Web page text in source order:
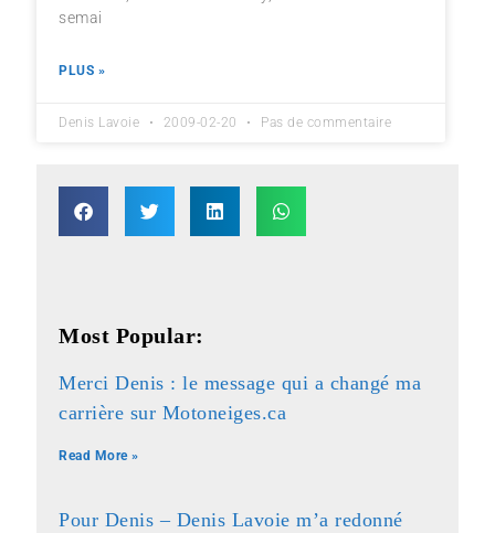
semai
PLUS »
Denis Lavoie 2009-02-20 Pas de commentaire
Most Popular:
Merci Denis : le message qui a changé ma
carrière sur Motoneiges.ca
Read More »
Pour Denis – Denis Lavoie m’a redonné